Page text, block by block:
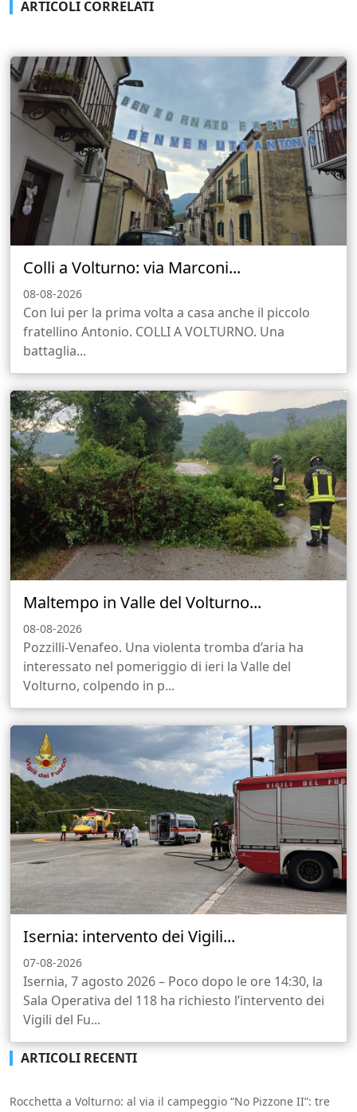
ARTICOLI CORRELATI
Colli a Volturno: via Marconi...
08-08-2026
Con lui per la prima volta a casa anche il piccolo
fratellino Antonio. COLLI A VOLTURNO. Una
battaglia...
Maltempo in Valle del Volturno...
08-08-2026
Pozzilli-Venafeo. Una violenta tromba d’aria ha
interessato nel pomeriggio di ieri la Valle del
Volturno, colpendo in p...
Isernia: intervento dei Vigili...
07-08-2026
Isernia, 7 agosto 2026 – Poco dopo le ore 14:30, la
Sala Operativa del 118 ha richiesto l’intervento dei
Vigili del Fu...
ARTICOLI RECENTI
Rocchetta a Volturno: al via il campeggio “No Pizzone II”: tre